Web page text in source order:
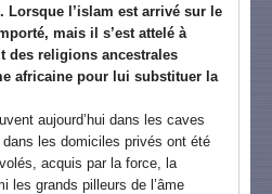
Lorsque l’islam est arrivé sur le
mais il s’est attelé à
des religions ancestrales
africaine pour lui substituer la
aujourd’hui dans les caves
les domiciles privés ont été
acquis par la force, la
les grands pilleurs de l’âme